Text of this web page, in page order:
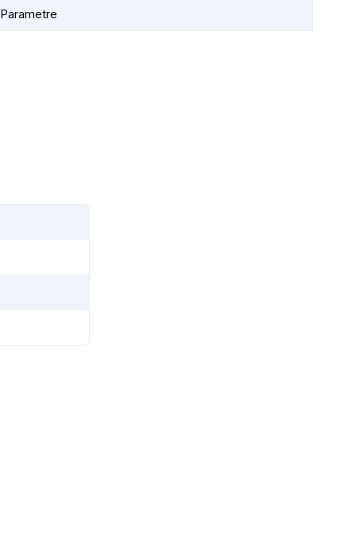
Parametre